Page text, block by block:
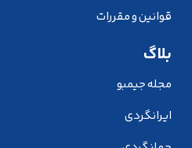
قوانین و مقررات
بلاگ
مجله جیمبو
ایرانگردی